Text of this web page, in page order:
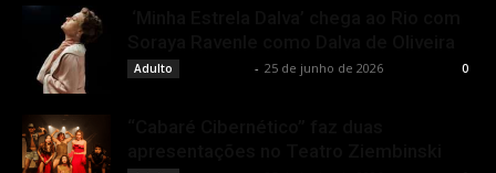
Adulto - 25 de junho de 2026 0